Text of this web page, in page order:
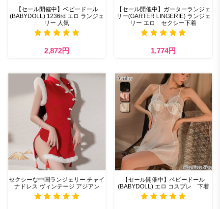
【セール開催中】ベビードール
(BABYDOLL) 1236rd エロ ランジェ
リー 人気
2,872円
【セール開催中】ガーターランジェ
リー(GARTER LINGERIE) ランジェ
リー エロ セクシー下着
1,774円
セクシーな中国ランジェリー チャイ
ナドレス ヴィンテージ アジアン
【セール開催中】ベビードール
(BABYDOLL) エロ コスプレ 下着